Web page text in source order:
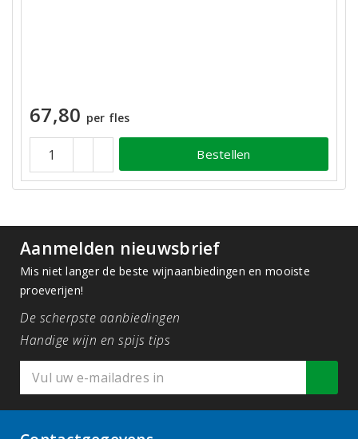
67,80 per fles
Bestellen
Aanmelden nieuwsbrief
Mis niet langer de beste wijnaanbiedingen en mooiste
proeverijen!
De scherpste aanbiedingen
Handige wijn en spijs tips